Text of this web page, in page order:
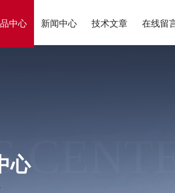
中心 新闻中心 技术文章 在线留
心